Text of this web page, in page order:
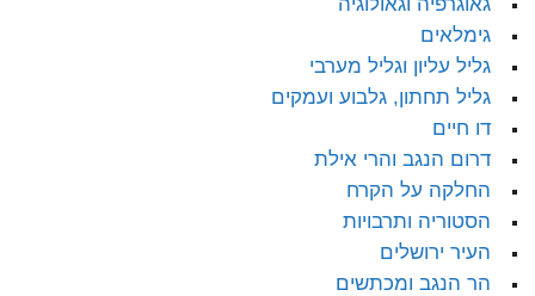
גימלאים
גליל עליון וגליל מערבי
גליל תחתון, גלבוע ועמקים
דו חיים
דרום הנגב והרי אילת
החלקה על הקרח
הסטוריה ותרבויות
העיר ירושלים
הר הנגב ומכתשים